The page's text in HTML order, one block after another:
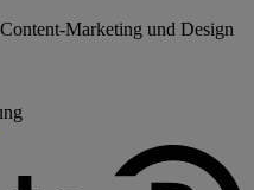
Marketing und Design